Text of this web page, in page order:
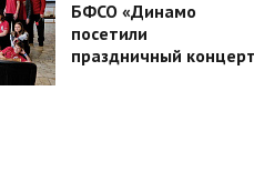
БФСО «Динамо
посетили
праздничный